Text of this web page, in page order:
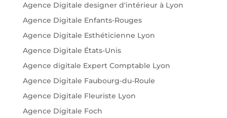
Agence Digitale designer d'intérieur à Lyon
Agence Digitale Enfants-Rouges
Agence Digitale Esthéticienne Lyon
Agence Digitale États-Unis
Agence digitale Expert Comptable Lyon
Agence Digitale Faubourg-du-Roule
Agence Digitale Fleuriste Lyon
Agence Digitale Foch